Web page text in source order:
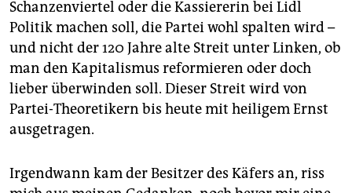
Schanzenviertel oder die Kassiererin bei Lidl
Politik machen soll, die Partei wohl spalten wird –
und nicht der 120 Jahre alte Streit unter Linken, ob
man den Kapitalismus reformieren oder doch
lieber überwinden soll. Dieser Streit wird von
Partei-Theoretikern bis heute mit heiligem Ernst
ausgetragen.
Irgendwann kam der Besitzer des Käfers an, riss